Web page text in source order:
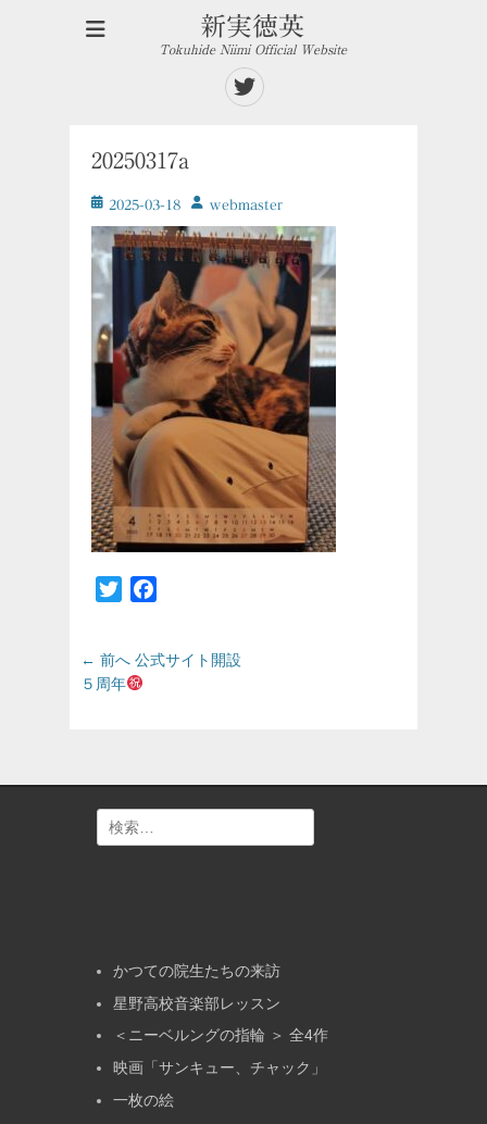
新実徳英
Tokuhide Niimi Official Website
Twitter
20250317a
投
稿
日
2025-03-18
投
稿
者
ｗebmaster
Twitter
投
稿
ー
シ
ョ
← 前へ 前
の
公式サイト開設
５周年
索:
かつての院生たちの来訪
星野高校音楽部レッスン
＜ニーベルングの指輪 ＞ 全4作
映画「サンキュー、チャック」
一枚の絵